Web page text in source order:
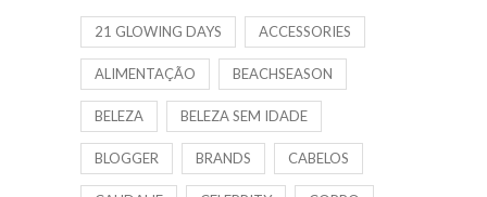
21 GLOWING DAYS ACCESSORIES
ALIMENTAÇÃO BEACHSEASON
BELEZA BELEZA SEM IDADE
BLOGGER BRANDS CABELOS